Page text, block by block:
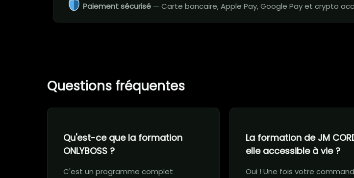
Paiement sécurisé — Carte bancaire, Apple Pay, Google Pay et crypto
Questions fréquentes
Qu'est-ce que la formation
ONLYBOSS ?
C'est un programme complet
La formation de JM
elle accessible à vie ?
Oui ! Une fois votre